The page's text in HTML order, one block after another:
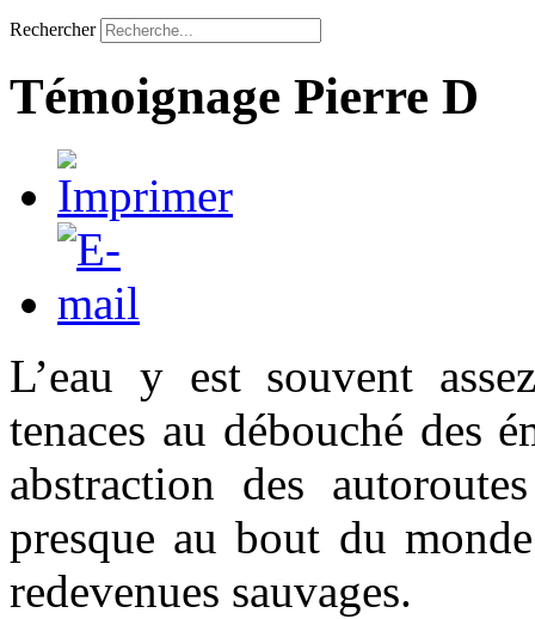
Rechercher
Témoignage Pierre D
L’eau y est souvent
tenaces au débouché des
abstraction des
presque au bout du
redevenues sauvages.